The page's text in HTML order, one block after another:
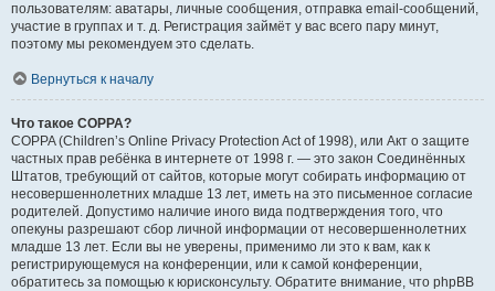
пользователям: аватары, личные сообщения, отправка email-сообщений,
участие в группах и т. д. Регистрация займёт у вас всего пару минут,
поэтому мы рекомендуем это сделать.
Вернуться к началу
Что такое COPPA?
COPPA (Children’s Online Privacy Protection Act of 1998), или Акт о защите
частных прав ребёнка в интернете от 1998 г. — это закон Соединённых
Штатов, требующий от сайтов, которые могут собирать информацию от
несовершеннолетних младше 13 лет, иметь на это письменное согласие
родителей. Допустимо наличие иного вида подтверждения того, что
опекуны разрешают сбор личной информации от несовершеннолетних
младше 13 лет. Если вы не уверены, применимо ли это к вам, как к
регистрирующемуся на конференции, или к самой конференции,
обратитесь за помощью к юрисконсульту. Обратите внимание, что phpBB